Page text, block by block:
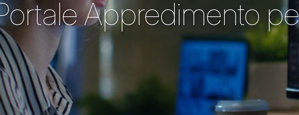
Appredimento